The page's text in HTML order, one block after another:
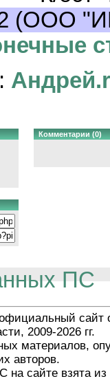
(ООО
Комментарии (0)
ПС
сайт
2009-2026 гг.
материалов,
авторов.
сайте взята из